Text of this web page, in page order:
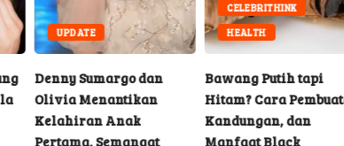
UPDATE
Denny Sumargo dan
Olivia Menantikan
Kelahiran Anak
Pertama, Semangat
CELEBRITHINK
HEALTH
Bawang Putih tapi
Hitam? Cara Pembuatan,
Kandungan, dan
Manfaat Black